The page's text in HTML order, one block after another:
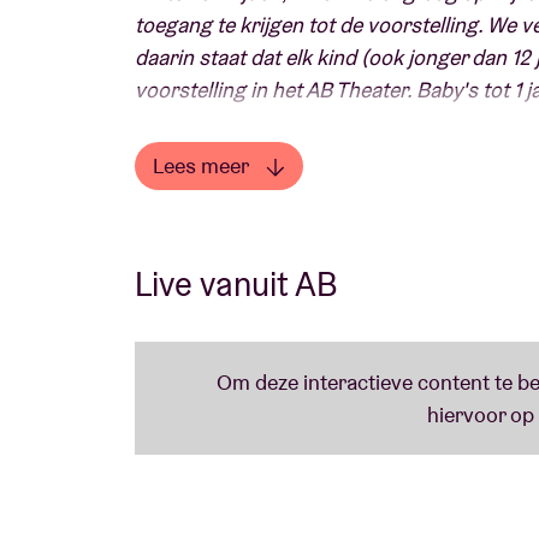
toegang te krijgen tot de voorstelling. We
daarin staat dat elk kind (ook jonger dan
voorstelling in het AB Theater. Baby's tot 1
KAPITEIN WINOKIO x BERENCONCERTEN
Kapitein Winokio viert dit jaar zowaar zijn
overgedragen en waar maar geen sleet
De Theatershows die Winokio ten lande
Wim Dewulf (RIP), Dimitri Leue, Walter
recentelijk Janne De Smet - steevast
Lees meer
Live vanuit AB